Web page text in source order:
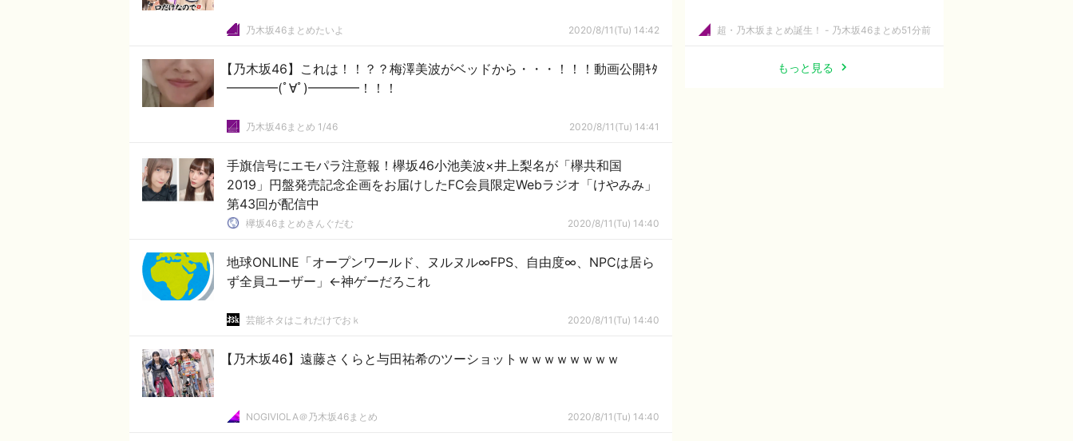
乃木坂46まとめたいよ 2020/8/11(Tu) 14:42
【乃木坂46】これは！！？？梅澤美波がベッドから・・・！！！動画公開ｷﾀ
━━━━(ﾟ∀ﾟ)━━━━！！！
乃木坂46まとめ 1/46 2020/8/11(Tu) 14:41
手旗信号にエモパラ注意報！欅坂46小池美波×井上梨名が「欅共和国
2019」円盤発売記念企画をお届けしたFC会員限定Webラジオ「けやみみ」
第43回が配信中
欅坂46まとめきんぐだむ 2020/8/11(Tu) 14:40
地球ONLINE「オープンワールド、ヌルヌル∞FPS、自由度∞、NPCは居ら
ず全員ユーザー」←神ゲーだろこれ
芸能ネタはこれだけでおｋ 2020/8/11(Tu) 14:40
【乃木坂46】遠藤さくらと与田祐希のツーショットｗｗｗｗｗｗｗｗ
NOGIVIOLA＠乃木坂46まとめ 2020/8/11(Tu) 14:40
超・乃木坂まとめ誕生！ - 乃木坂46まとめ51分前
もっと見る